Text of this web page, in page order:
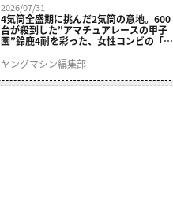
2026/07/31
4気筒全盛期に挑んだ2気筒の意地。600
台が殺到した”アマチュアレースの甲子
園”鈴鹿4耐を彩った、女性コンビの「ス
ヤングマシン編集部